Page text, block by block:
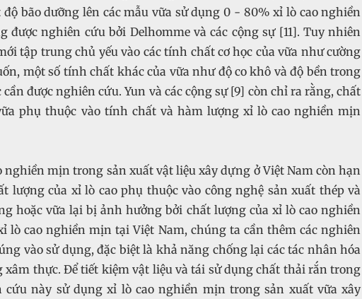
bão dưỡng lên các mẫu vữa sử dụng 0 - 80% xỉ lò cao nghiền
được nghiên cứu bởi Delhomme và các cộng sự [11]. Tuy nhiên
tập trung chủ yếu vào các tính chất cơ học của vữa như cường
một số tính chất khác của vữa như độ co khô và độ bền trong
được nghiên cứu. Yun và các cộng sự [9] còn chỉ ra rằng, chất
phụ thuộc vào tính chất và hàm lượng xỉ lò cao nghiền mịn
nghiền mịn trong sản xuất vật liệu xây dựng ở Việt Nam còn hạn
lượng của xỉ lò cao phụ thuộc vào công nghệ sản xuất thép và
hoặc vữa lại bị ảnh hưởng bởi chất lượng của xỉ lò cao nghiền
lò cao nghiền mịn tại Việt Nam, chúng ta cần thêm các nghiên
vào sử dụng, đặc biệt là khả năng chống lại các tác nhân hóa
thực. Để tiết kiệm vật liệu và tái sử dụng chất thải rắn trong
cứu này sử dụng xỉ lò cao nghiền mịn trong sản xuất vữa xây